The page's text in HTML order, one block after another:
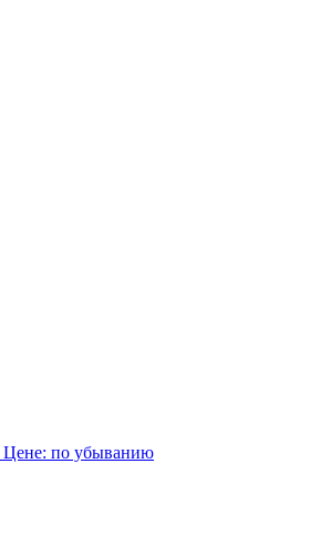
Цене: по убыванию